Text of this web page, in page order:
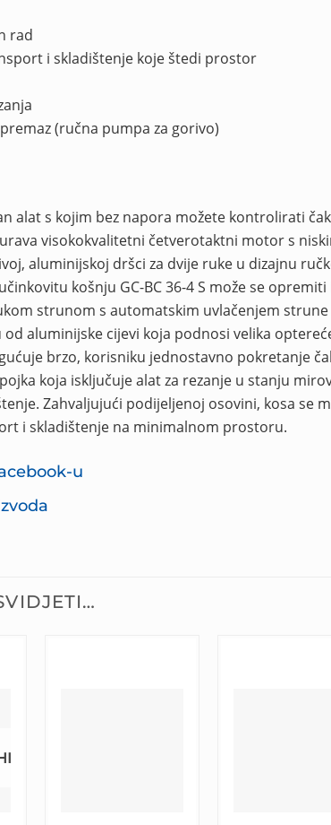
rad
i skladištenje koje štedi prostor
(ručna pumpa za gorivo)
alat s kojim bez napora možete kontrolirati
visokokvalitetni četverotaktni motor s
aluminijskoj dršci za dvije ruke u dizajnu
košnju GC-BC 36-4 S može se
strunom s automatskim uvlačenjem
od aluminijske cijevi koja podnosi velika
brzo, korisniku jednostavno pokretanje
koja isključuje alat za rezanje u stanju
Zahvaljujući podijeljenoj osovini, kosa se
i skladištenje na minimalnom prostoru.
u